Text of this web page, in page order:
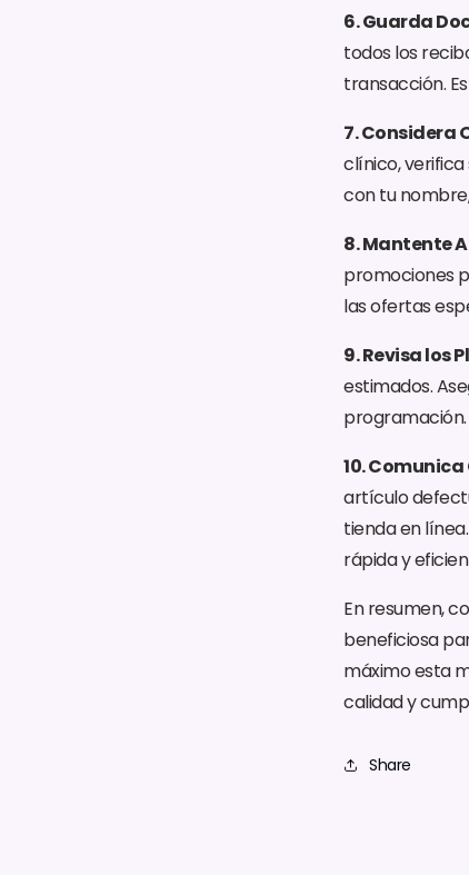
6. Guarda
todos los
transacción.
7. Considera
clínico,
con tu
8. Mantente
promociones
las ofertas
9. Revisa los
estimados.
programación.
10.
artículo
tienda en
rápida y
En resumen,
beneficiosa
máximo esta
calidad y
Share